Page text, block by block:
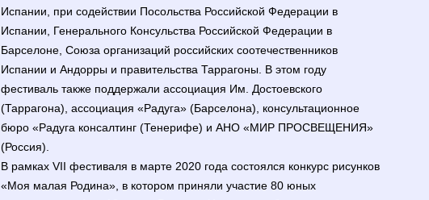
Испании, при содействии Посольства Российской Федерации в
Испании, Генерального Консульства Российской Федерации в
Барселоне, Союза организаций российских соотечественников
Испании и Андорры и правительства Таррагоны. В этом году
фестиваль также поддержали ассоциация Им. Достоевского
(Таррагона), ассоциация «Радуга» (Барселона), консультационное
бюро «Радуга консалтинг (Тенерифе) и АНО «МИР ПРОСВЕЩЕНИЯ»
(Россия).
В рамках VII фестиваля в марте 2020 года состоялся конкурс рисунков
«Моя малая Родина», в котором приняли участие 80 юных